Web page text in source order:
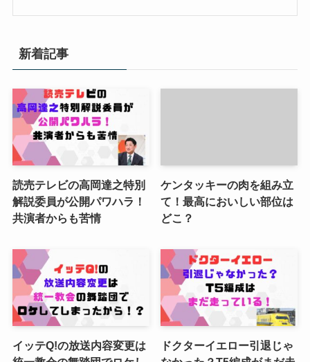
新着記事
読売テレビの高岡達之特別
解説委員が公開パワハラ！
共演者からも苦情
ケンタッキーの肉を組み立
て！最高においしい部位は
どこ？
イッテQ!の放送内容変更は
ドクターイエロー引退じゃ